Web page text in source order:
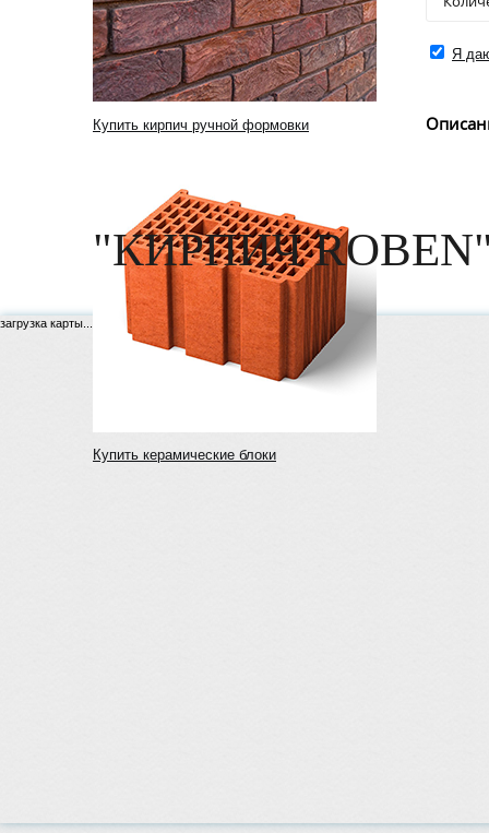
Купить кирпич ручной формовки
Купить керамические блоки
Я
"КИРПИЧ
загрузка карты...